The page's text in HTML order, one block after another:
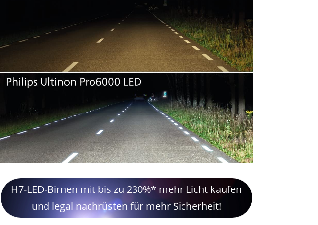
H7-LED-Birnen mit bis zu 230%* mehr Licht kaufen
und legal nachrüsten für mehr Sicherheit!